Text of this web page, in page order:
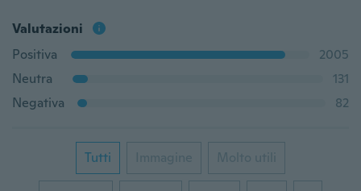
Valutazioni
Positiva
2005
Neutra
131
Negativa
82
Tutti Immagine Molto utili